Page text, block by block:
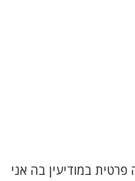
במודיעין בה אני